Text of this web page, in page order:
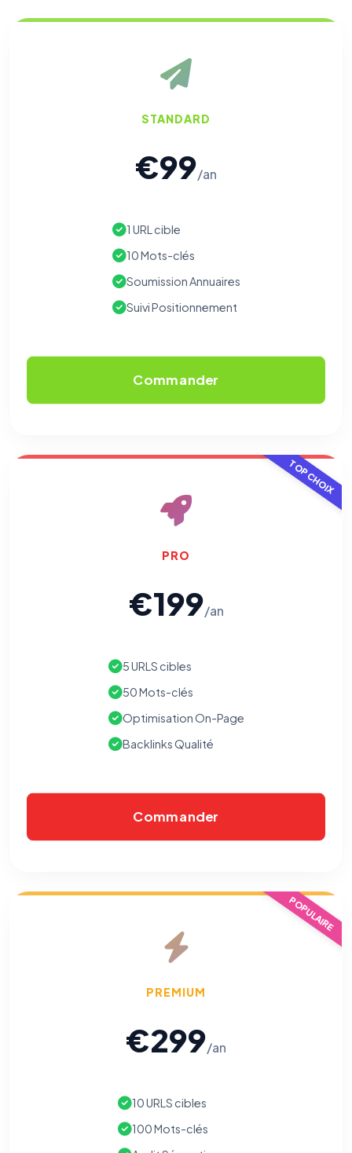
STANDARD
€99/an
1 URL cible
10 Mots-clés
Soumission Annuaires
Suivi Positionnement
Commander
TOP CHOIX
PRO
€199/an
5 URLS cibles
50 Mots-clés
Optimisation On-Page
Backlinks Qualité
Commander
POPULAIRE
PREMIUM
€299/an
10 URLS cibles
100 Mots-clés